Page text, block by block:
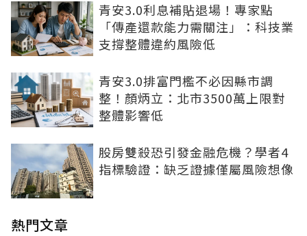
青安3.0利息補貼退場！專家點
「傳產還款能力需關注」：科技業
支撐整體違約風險低
青安3.0排富門檻不必因縣市調
整！顏炳立：北市3500萬上限對
整體影響低
股房雙殺恐引發金融危機？學者4
指標驗證：缺乏證據僅屬風險想像
熱門文章